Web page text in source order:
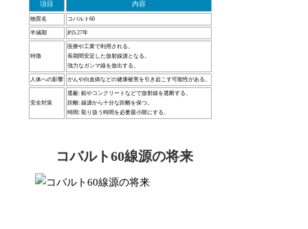
項目 内容
物質名 コバルト60
半減期 約5.27年
特徴
医療や工業で利用される。
長期間安定した放射線源となる。
強力なガンマ線を放出する。
人体への影響 がんや白血病などの健康被害を引き起こす可能性がある。
安全対策
遮蔽: 鉛やコンクリートなどで放射線を遮断する。
距離: 線源から十分な距離を保つ。
時間: 取り扱う時間を必要最小限にする。
コバルト60線源の将来